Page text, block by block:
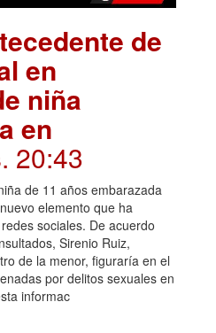
de
en
niña
en
. 20:43
de 11 años embarazada
elemento que ha
sociales. De acuerdo
Sirenio Ruiz,
de la menor, figuraría en el
por delitos sexuales en
informac